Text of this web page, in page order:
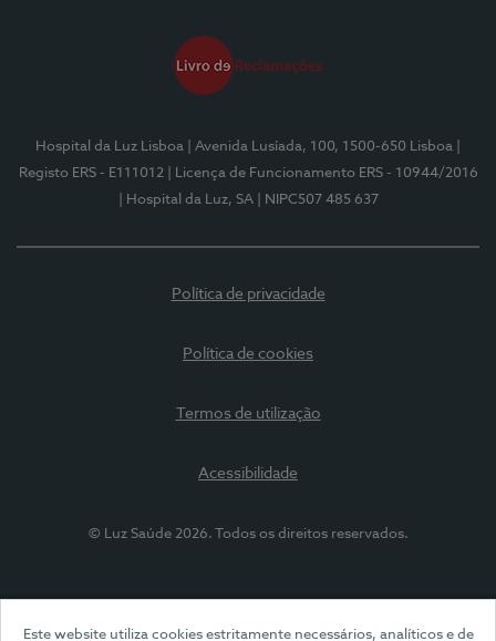
Este website utiliza cookies estritamente necessários, analíticos e de
Hospital da Luz Lisboa | Avenida Lusíada, 100, 1500-650 Lisboa
Registo ERS - E111012
| Licença de Funcionamento ERS - 10944/2016
| Hospital da Luz, SA
| NIPC507 485 637
Política de privacidade
Política de cookies
Termos de utilização
Acessibilidade
© Luz Saúde 2026. Todos os direitos reservados.